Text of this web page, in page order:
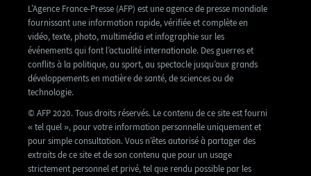
L’Agence France-Presse (AFP) est une agence de presse mondiale
fournissant une information rapide, vérifiée et complète en
vidéo, texte, photo, multimédia et infographie sur les
événements qui font l’actualité internationale. Des guerres et
conflits à la politique, au sport, au spectacle jusqu’aux grands
développements en matière de santé, de sciences ou de
technologie.
© AFP 2020. Tous droits réservés. Le contenu de ce site est fourni
« tel quel », pour votre information personnelle uniquement et
pour simple consultation. Vous n’êtes autorisé à partager des
extraits de ce site et de son contenu que pour un usage
strictement personnel et privé, tel que rendu possible par les